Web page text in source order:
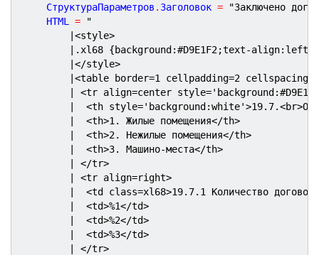
	СтруктураПараметров
. Заголовок =
"Заключено
	HTML
=
"
|<style>
|.xl68 {background:#D9E1F2;text-
|</style>
|<table border=1 cellpadding=2
| <tr align=center
|  <th style='background:white'>19.7.<br>О
|  <th>1. Жилые помещения</th>
|  <th>2. Нежилые помещения</th>
|  <th>3. Машино-места</th>
| </tr>
| <tr align=right>
|  <td class=xl68>19.7.1 Количество
|  <td>%1</td>
|  <td>%2</td>
|  <td>%3</td>
| </tr>